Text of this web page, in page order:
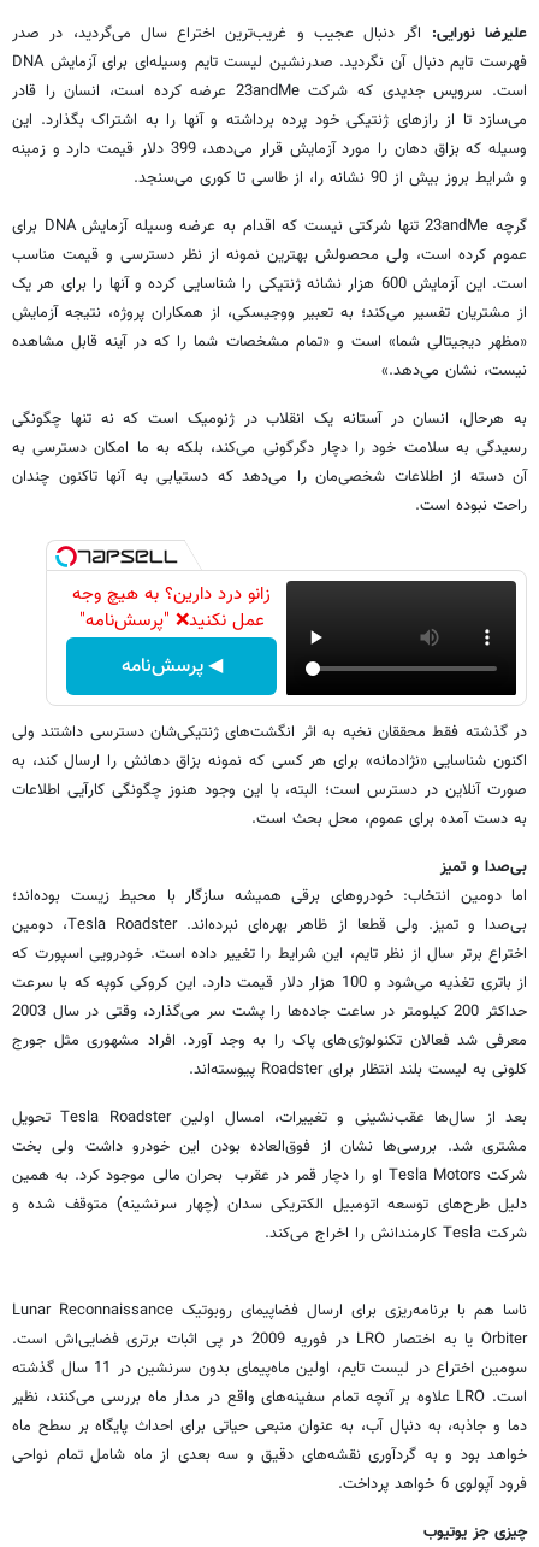
علیرضا نورایی: اگر دنبال عجیب و غریب‌ترین اختراع سال می‌گردید، در صدر
فهرست تایم دنبال آن نگردید. صدرنشین لیست تایم وسیله‌ای برای آزمایش DNA
است. سرویس جدیدی که شرکت 23andMe عرضه کرده است، انسان را قادر
می‌سازد تا از رازهای ژنتیکی خود پرده برداشته و آنها را به اشتراک بگذارد. این
وسیله که بزاق دهان را مورد آزمایش قرار می‌دهد، 399 دلار قیمت دارد و زمینه
و شرایط بروز بیش از 90 نشانه را، از طاسی تا کوری می‌سنجد.
گرچه 23andMe تنها شرکتی نیست که اقدام به عرضه وسیله آزمایش DNA برای
عموم کرده است، ولی محصولش بهترین نمونه از نظر دسترسی و قیمت مناسب
است. این آزمایش 600 هزار نشانه ژنتیکی را شناسایی کرده و آنها را برای هر یک
از مشتریان تفسیر می‌کند؛ به تعبیر ووجیسکی، از همکاران پروژه، نتیجه آزمایش
«مظهر دیجیتالی شما» است و «تمام مشخصات شما را که در آینه قابل مشاهده
نیست، نشان می‌دهد.»
به هرحال، انسان در آستانه یک انقلاب در ژنومیک است که نه تنها چگونگی
رسیدگی به سلامت خود را دچار دگرگونی می‌کند، بلکه به ما امکان دسترسی به
آن دسته از اطلاعات شخصی‌مان را می‌دهد که دستیابی به آنها تاکنون چندان
راحت نبوده است.
زانو درد دارین؟ به هیچ وجه
عمل نکنید❌ "پرسش‌نامه"
◀ پرسش‌نامه
در گذشته فقط محققان نخبه به اثر انگشت‌های ژنتیکی‌شان دسترسی داشتند ولی
اکنون شناسایی «نژادمانه» برای هر کسی که نمونه بزاق دهانش را ارسال کند، به
صورت آنلاین در دسترس است؛ البته، با این وجود هنوز چگونگی کارآیی اطلاعات
به دست آمده برای عموم، محل بحث است.
بی‌صدا و تمیز
اما دومین انتخاب: خودروهای برقی همیشه سازگار با محیط زیست بوده‌اند؛
بی‌صدا و تمیز. ولی قطعا از ظاهر بهره‌ای نبرده‌اند. Tesla Roadster، دومین
اختراع برتر سال از نظر تایم، این شرایط را تغییر داده است. خودرویی اسپورت که
از باتری تغذیه می‌شود و 100 هزار دلار قیمت دارد. این کروکی کوپه که با سرعت
حداکثر 200 کیلومتر در ساعت جاده‌ها را پشت سر می‌گذارد، وقتی در سال 2003
معرفی شد فعالان تکنولوژی‌های پاک را به وجد آورد. افراد مشهوری مثل جورج
کلونی به لیست بلند انتظار برای Roadster پیوسته‌اند.
بعد از سال‌ها عقب‌نشینی و تغییرات، امسال اولین Tesla Roadster تحویل
مشتری شد. بررسی‌ها نشان از فوق‌العاده بودن این خودرو داشت ولی بخت
شرکت Tesla Motors او را دچار قمر در عقرب بحران مالی موجود کرد. به همین
دلیل طرح‌های توسعه اتومبیل الکتریکی سدان (چهار سرنشینه) متوقف شده و
شرکت Tesla کارمندانش را اخراج می‌کند.
ناسا هم با برنامه‌ریزی برای ارسال فضاپیمای روبوتیک Lunar Reconnaissance
Orbiter یا به اختصار LRO در فوریه 2009 در پی اثبات برتری فضایی‌اش است.
سومین اختراع در لیست تایم، اولین ماه‌پیمای بدون سرنشین در 11 سال گذشته
است. LRO علاوه بر آنچه تمام سفینه‌های واقع در مدار ماه بررسی می‌کنند، نظیر
دما و جاذبه، به دنبال آب، به عنوان منبعی حیاتی برای احداث پایگاه بر سطح ماه
خواهد بود و به گردآوری نقشه‌های دقیق و سه بعدی از ماه شامل تمام نواحی
فرود آپولوی 6 خواهد پرداخت.
چیزی جز یوتیوب